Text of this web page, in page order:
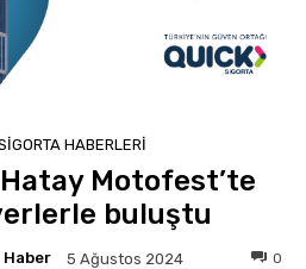
HABERLERI
Motofest’te
buluştu
5 Ağustos 2024 0